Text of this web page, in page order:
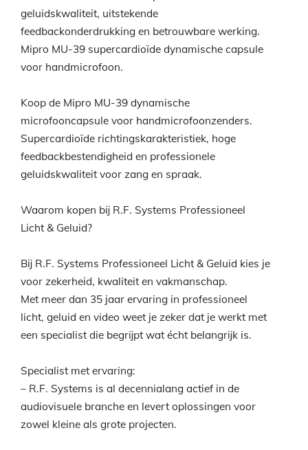
geluidskwaliteit, uitstekende
feedbackonderdrukking en betrouwbare werking.
Mipro MU-39 supercardioïde dynamische capsule
voor handmicrofoon.
Koop de Mipro MU-39 dynamische
microfooncapsule voor handmicrofoonzenders.
Supercardioïde richtingskarakteristiek, hoge
feedbackbestendigheid en professionele
geluidskwaliteit voor zang en spraak.
Waarom kopen bij R.F. Systems Professioneel
Licht & Geluid?
Bij R.F. Systems Professioneel Licht & Geluid kies je
voor zekerheid, kwaliteit en vakmanschap.
Met meer dan 35 jaar ervaring in professioneel
licht, geluid en video weet je zeker dat je werkt met
een specialist die begrijpt wat écht belangrijk is.
Specialist met ervaring:
– R.F. Systems is al decennialang actief in de
audiovisuele branche en levert oplossingen voor
zowel kleine als grote projecten.